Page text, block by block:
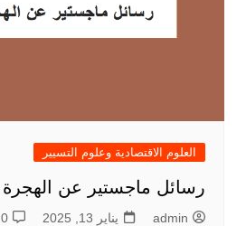
العلوم الاقتصادية وعلوم التسيير
رسائل ماجستير عن الهجرة pdf
admin يناير 13, 2025 0